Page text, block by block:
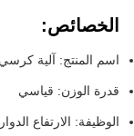
الخصائص:
اسم المنتج: آلية
قدرة الوزن: قياسي
الوظيفة: الارتفاع